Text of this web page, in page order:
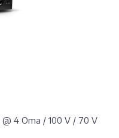
4 Oma / 100 V / 70 V